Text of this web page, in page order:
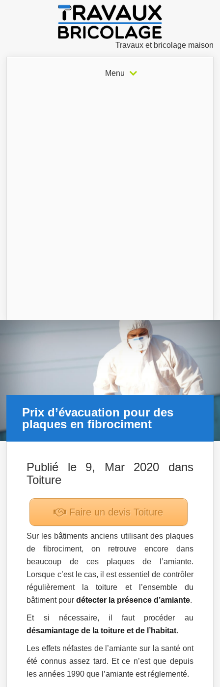
Travaux et bricolage maison
Menu
Prix d’évacuation pour des
plaques en fibrociment
Publié le 9, Mar 2020 dans
Toiture
Faire un devisToiture
Sur les bâtiments anciens utilisant des plaques
de fibrociment, on retrouve encore dans
beaucoup de ces plaques de l’amiante.
Lorsque c’est le cas, il est essentiel de contrôler
régulièrement la toiture et l’ensemble du
bâtiment pourdétecter la présence d’amiante.
Et si nécessaire, il faut procéder au
désamiantage de la toiture et de l’habitat.
Les effets néfastes de l’amiante sur la santé ont
été connus assez tard. Et ce n’est que depuis
les années 1990 que l’amiante est réglementé.